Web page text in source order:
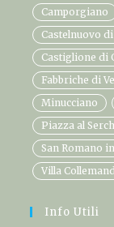
Camporgiano
Castelnuovo
Castiglione di
Fabbriche di
Minucciano
Piazza al
San Romano
Villa
Info Utili